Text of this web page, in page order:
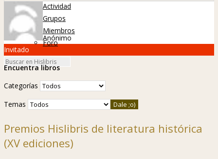
Actividad
Grupos
Miembros
Foro
Anónimo
Invitado
Encuentra libros
Categorías
Temas
Premios Hislibris de literatura histórica
(XV ediciones)